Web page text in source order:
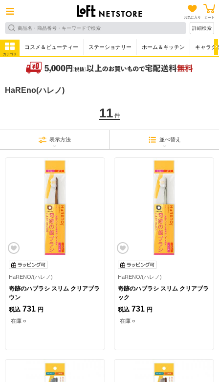
お気に入り カート
詳細検索
カテゴリ
コスメ＆ビューティー ステーショナリー ホーム＆キッチン キャラク
HaREno(ハレノ)
11件
表示方法 並べ替え
HaRENO/(ハレノ)
奇跡のハブラシ スリム クリアブラ
ウン
税込 731 円
在庫 ○
HaRENO/(ハレノ)
奇跡のハブラシ スリム クリアブラ
ック
税込 731 円
在庫 ○